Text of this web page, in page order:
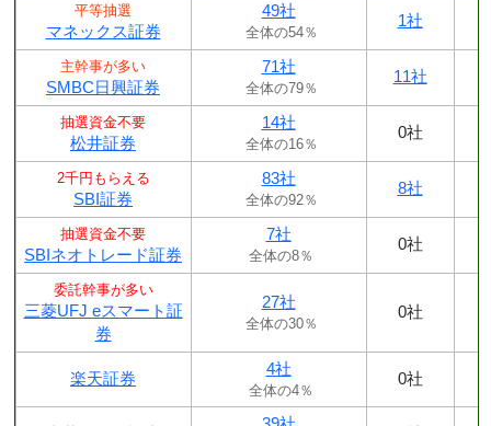
平等抽選
マネックス証券
49社
全体の54％
1社
主幹事が多い
SMBC日興証券
71社
全体の79％
11社
抽選資金不要
松井証券
14社
全体の16％
0社
2千円もらえる
SBI証券
83社
全体の92％
8社
抽選資金不要
SBIネオトレード証券
7社
全体の8％
0社
委託幹事が多い
三菱UFJ eスマート証
券
27社
全体の30％
0社
楽天証券
4社
全体の4％
0社